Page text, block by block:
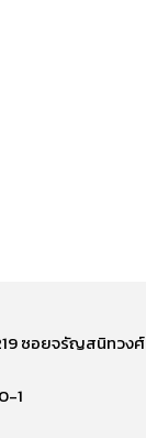
ซอยจรัญสนิทว
1